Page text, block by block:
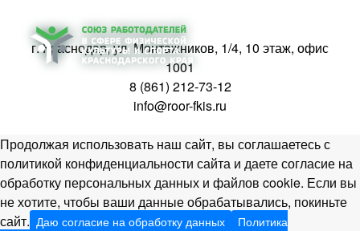
г. Краснодар, ул. Монтажников, 1/4, 10 этаж, офис
1001
8 (861) 212-73-12
info@roor-fkis.ru
Продолжая использовать наш сайт, вы соглашаетесь с
политикой конфиденциальности сайта и даете согласие на
обработку персональных данных и файлов cookie. Если вы
не хотите, чтобы ваши данные обрабатывались, покиньте
сайт. Даю согласие на обработку данных
Политика